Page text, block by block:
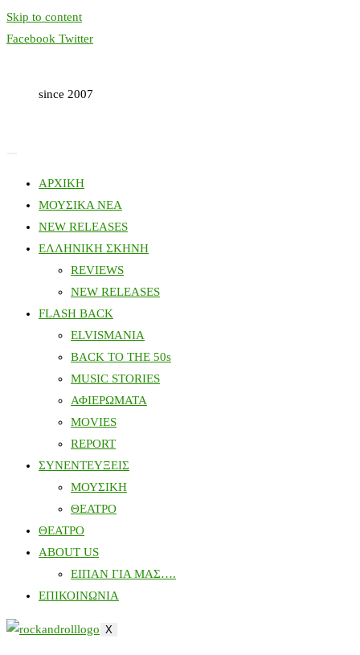
Skip to content
Facebook Twitter
since 2007
ΑΡΧΙΚΗ
ΜΟΥΣΙΚΑ ΝΕΑ
NEW RELEASES
ΕΛΛΗΝΙΚΗ ΣΚΗΝΗ
REVIEWS
NEW RELEASES
FLASH BACK
ELVISMANIA
BACK TO THE 50s
MUSIC STORIES
ΑΦΙΕΡΩΜΑΤΑ
MOVIES
REPORT
ΣΥΝΕΝΤΕΥΞΕΙΣ
ΜΟΥΣΙΚΗ
ΘΕΑΤΡΟ
ΘΕΑΤΡΟ
ABOUT US
ΕΙΠΑΝ ΓΙΑ ΜΑΣ….
ΕΠΙΚΟΙΝΩΝΙΑ
X